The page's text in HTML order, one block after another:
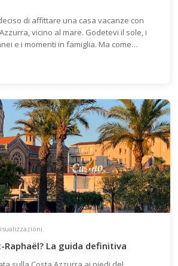
di affittare una casa vacanze con
vicino al mare. Godetevi il sole, i
e i momenti in famiglia. Ma come
Raphaël o Agay.
Raphaël? La guida definitiva